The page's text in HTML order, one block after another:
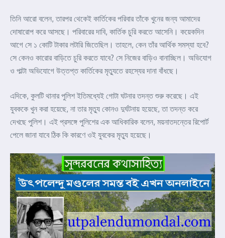
তিনি আরো বলেন, তারপর থেকেই কার্তিকের পরিবার তাঁকে খুনের জন্য আমাদের
দোষারোপ করে আসছে। পরিবারের দাবি, কার্তিক চুরি করতে আসেনি। কয়েকদিন
আগে সে ১ কোটি টাকার লটারি জিতেছিল। তাহলে, কেন তাঁর আর্থিক সমস্যা হবে?
সে কেনও কারোর বাড়িতে চুরি করতে যাবে? সে নিজের বাড়িও বানাচ্ছিল। অভিযোগ
ও পাল্টা অভিযোগে উত্তপ্ত কার্তিকের মৃত্যুতে রহস্যের দানা বাঁধছে।
এদিকে, কুলটি থানার পুলিশ ইতিমধ্যেই গোটা ঘটনার তদন্ত শুরু করেছে। এই
যুবককে খুন করা হয়েছে, না তার মৃত্যু কোনও দুর্ঘটনায় হয়েছে, তা তদন্ত করে
দেখছে পুলিশ। এই প্রসঙ্গে পুলিশের এক আধিকারিক বলেন, ময়নাতদন্তের রিপোর্ট
পেলে জানা যাবে ঠিক কি কারণে ওই যুবকের মৃত্যু হয়েছে।